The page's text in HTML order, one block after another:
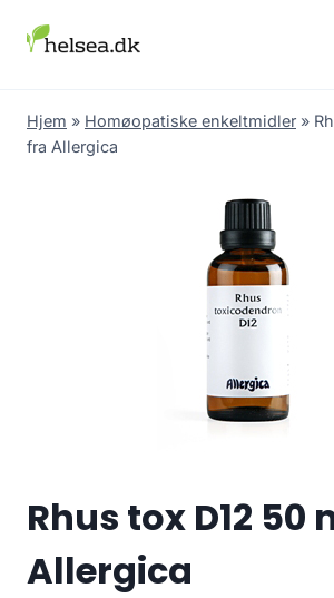
Hjem » Homøopatiske enkeltmidler »
fra Allergica
Rhus tox D12 50
Allergica